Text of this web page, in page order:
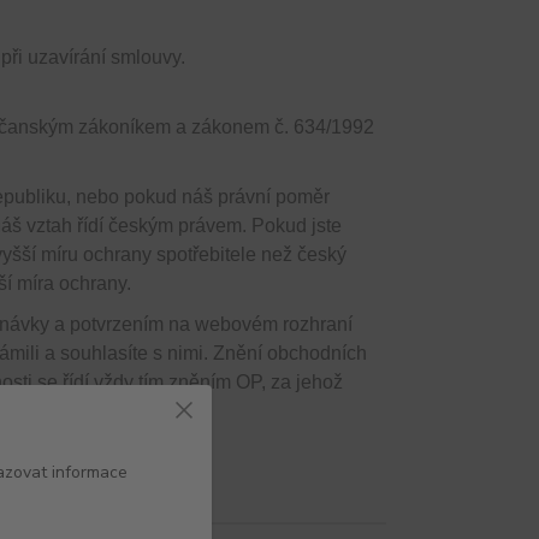
uzavírání smlouvy.
zákoníkem a zákonem č. 634/1992
nebo pokud náš právní poměr
vztah řídí českým právem. Pokud jste
míru ochrany spotřebitele než český
míra ochrany.
a potvrzením na webovém rozhraní
a souhlasíte s nimi. Znění obchodních
se řídí vždy tím zněním OP, za jehož
informace